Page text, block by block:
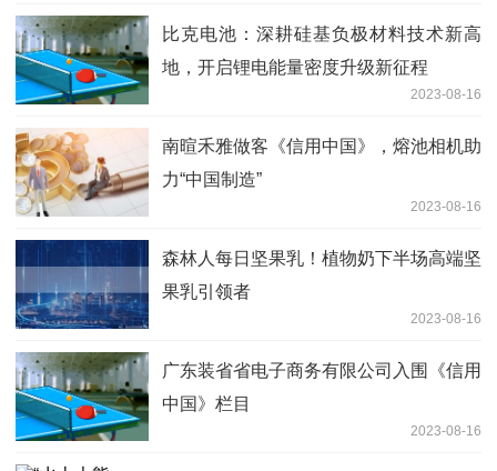
比克电池：深耕硅基负极材料技术新高
地，开启锂电能量密度升级新征程
2023-08-16
南暄禾雅做客《信用中国》，熔池相机助
力“中国制造”
2023-08-16
森林人每日坚果乳！植物奶下半场高端坚
果乳引领者
2023-08-16
广东装省省电子商务有限公司入围《信用
中国》栏目
2023-08-16